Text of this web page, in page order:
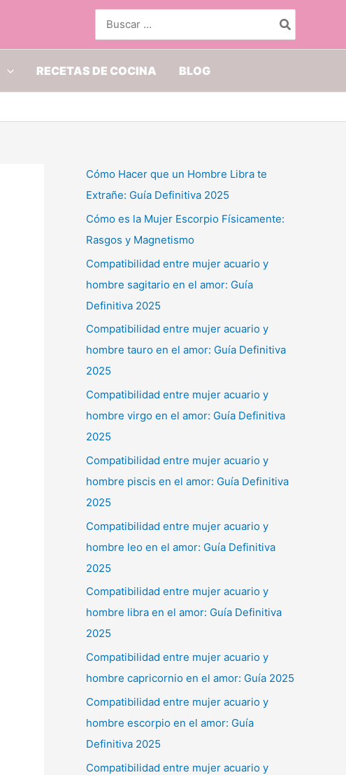
por:
RECETAS DE COCINA BLOG
Cómo Hacer que un Hombre Libra te
Extrañe: Guía Definitiva 2025
Cómo es la Mujer Escorpio Físicamente:
Rasgos y Magnetismo
Compatibilidad entre mujer acuario y
hombre sagitario en el amor: Guía
Definitiva 2025
Compatibilidad entre mujer acuario y
hombre tauro en el amor: Guía Definitiva
2025
Compatibilidad entre mujer acuario y
hombre virgo en el amor: Guía Definitiva
2025
Compatibilidad entre mujer acuario y
hombre piscis en el amor: Guía Definitiva
2025
Compatibilidad entre mujer acuario y
hombre leo en el amor: Guía Definitiva
2025
Compatibilidad entre mujer acuario y
hombre libra en el amor: Guía Definitiva
2025
Compatibilidad entre mujer acuario y
hombre capricornio en el amor: Guía 2025
Compatibilidad entre mujer acuario y
hombre escorpio en el amor: Guía
Definitiva 2025
Compatibilidad entre mujer acuario y